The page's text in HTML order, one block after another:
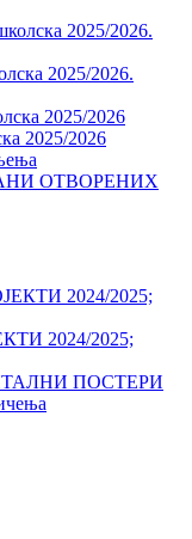
2025/2026.
2025/2026
ОТВОРЕНИХ
2024/2025;
ПОСТЕРИ